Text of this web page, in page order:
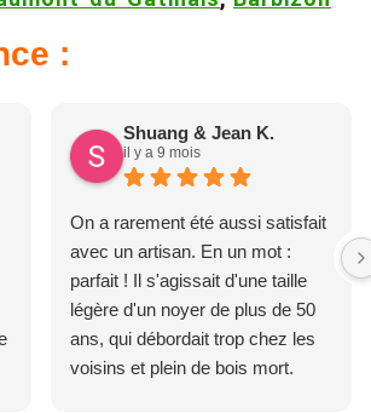
:
Shuang & Jean K.
il y a 9 mois
On a rarement été aussi satisfait
avec un artisan. En un mot :
parfait ! Il s'agissait d'une taille
légère d'un noyer de plus de 50
ans, qui débordait trop chez les
voisins et plein de bois mort.